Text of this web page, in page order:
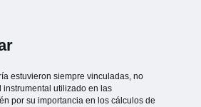
estuvieron siempre vinculadas, no
instrumental utilizado en las
por su importancia en los cálculos de